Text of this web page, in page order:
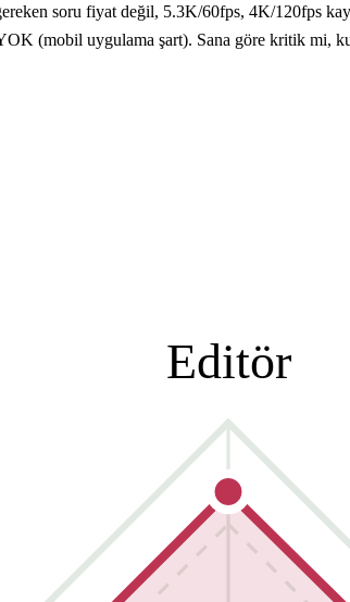
soru fiyat değil, 5.3K/60fps, 4K/120fps
(mobil uygulama şart). Sana göre kritik mi,
Editör